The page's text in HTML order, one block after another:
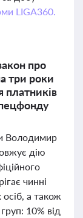
LIGA360.
про
три роки
платників
Володимир
дію
чинні
осіб, а також
10% від